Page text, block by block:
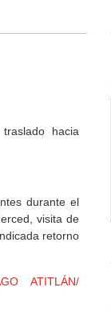
hacia
durante el
visita de
retorno
ATITLÁN/